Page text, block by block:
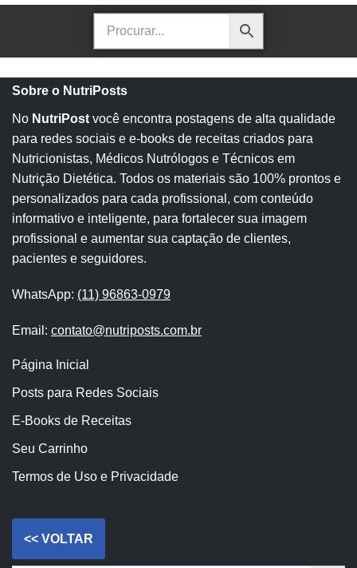
Sobre o NutriPosts
No NutriPost você encontra postagens de alta qualidade
para redes sociais e e-books de receitas criados para
Nutricionistas, Médicos Nutrólogos e Técnicos em
Nutrição Dietética. Todos os materiais são 100% prontos e
personalizados para cada profissional, com conteúdo
informativo e inteligente, para fortalecer sua imagem
profissional e aumentar sua captação de clientes,
pacientes e seguidores.
WhatsApp: (11) 96863-0979
Email: contato@nutriposts.com.br
Página Inicial
Posts para Redes Sociais
E-Books de Receitas
Seu Carrinho
Termos de Uso e Privacidade